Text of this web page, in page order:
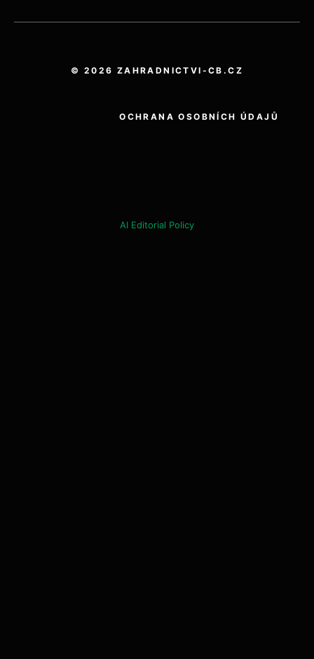
© 2026 ZAHRADNICTVI-CB.CZ
OCHRANA OSOBNÍCH ÚDAJŮ
AI Editorial Policy